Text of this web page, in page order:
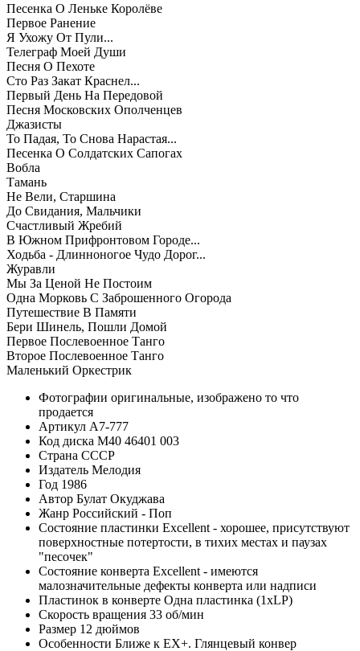
Песенка О Леньке Королёве
Первое Ранение
Я Ухожу От Пули...
Телеграф Моей Души
Песня О Пехоте
Сто Раз Закат Краснел...
Первый День На Передовой
Песня Московских Ополченцев
Джазисты
То Падая, То Снова Нарастая...
Песенка О Солдатских Сапогах
Вобла
Тамань
Не Вели, Старшина
До Свидания, Мальчики
Счастливый Жребий
В Южном Прифронтовом Городе...
Ходьба - Длинноногое Чудо Дорог...
Журавли
Мы За Ценой Не Постоим
Одна Морковь С Заброшенного Огорода
Путешествие В Памяти
Бери Шинель, Пошли Домой
Первое Послевоенное Танго
Второе Послевоенное Танго
Маленький Оркестрик
Фотографии оригинальные, изображено то что
продается
Артикул A7-777
Код диска М40 46401 003
Страна СССР
Издатель Мелодия
Год 1986
Автор Булат Окуджава
Жанр Российский - Поп
Состояние пластинки Excellent - хорошее, присутствуют
поверхностные потертости, в тихих местах и паузах
"песочек"
Состояние конверта Excellent - имеются
малозначительные дефекты конверта или надписи
Пластинок в конверте Одна пластинка (1xLP)
Скорость вращения 33 об/мин
Размер 12 дюймов
Особенности Ближе к EX+. Глянцевый конвер